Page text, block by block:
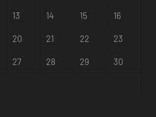
13 14 15 16
20 21 22 23
27 28 29 30